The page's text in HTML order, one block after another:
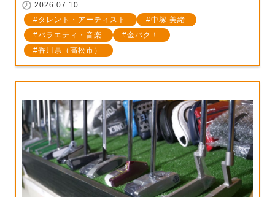
2026.07.10
タレント・アーティスト
中塚 美緒
バラエティ・音楽
金バク！
香川県（高松市）